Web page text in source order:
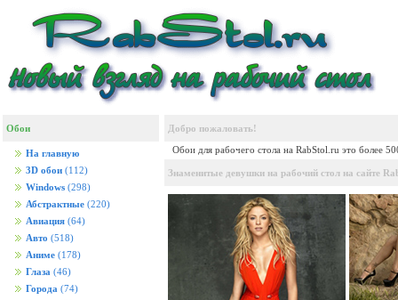
Обои
На главную
3D обои (112)
Windows (298)
Абстрактные (220)
Авиация (64)
Авто (518)
Аниме (178)
Глаза (46)
Города (74)
Добро пожаловать!
Обои для рабочего стола на RabStol.ru это более
Знаменитые девушки на рабочий стол на сайте